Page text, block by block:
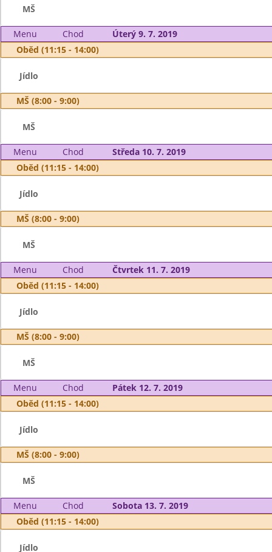
MŠ
Menu Chod
Úterý 9. 7. 2019
Oběd (11:15 - 14:00)
Jídlo
MŠ (8:00 - 9:00)
MŠ
Menu Chod
Středa 10. 7. 2019
Oběd (11:15 - 14:00)
Jídlo
MŠ (8:00 - 9:00)
MŠ
Menu Chod
Čtvrtek 11. 7. 2019
Oběd (11:15 - 14:00)
Jídlo
MŠ (8:00 - 9:00)
MŠ
Menu Chod
Pátek 12. 7. 2019
Oběd (11:15 - 14:00)
Jídlo
MŠ (8:00 - 9:00)
MŠ
Menu Chod
Sobota 13. 7. 2019
Oběd (11:15 - 14:00)
Jídlo